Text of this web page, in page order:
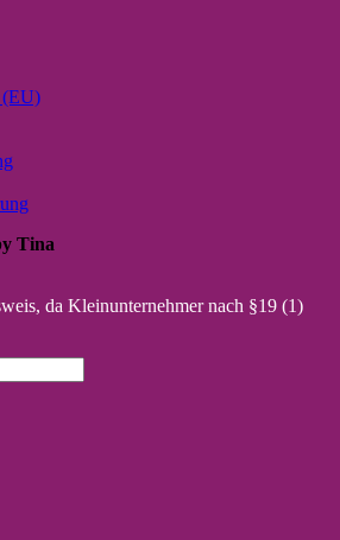
Tina
da Kleinunternehmer nach §19 (1)